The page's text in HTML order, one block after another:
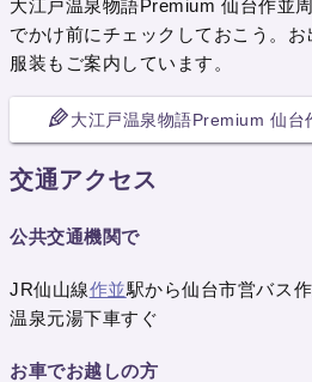
大江戸温泉物語Premium 仙台作並
でかけ前にチェックしておこう。
服装もご案内しています。
大江戸温泉物語Premium 仙台
交通アクセス
公共交通機関で
JR仙山線作並駅から仙台市営バス
温泉元湯下車すぐ
お車でお越しの方